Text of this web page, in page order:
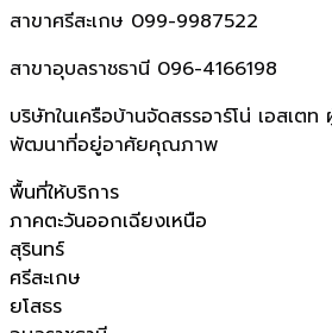
สาขาศรีสะเกษ 099-9987522
สาขาอุบลราชธานี 096-4166198
บริษัทในเครือบ้านจัดสรรอาร์โน่ เอสเต
พัฒนาที่อยู่อาศัยคุณภาพ
พื้นที่ให้บริการ
ภาคตะวันออกเฉียงเหนือ
สุรินทร์
ศรีสะเกษ
ยโสธร